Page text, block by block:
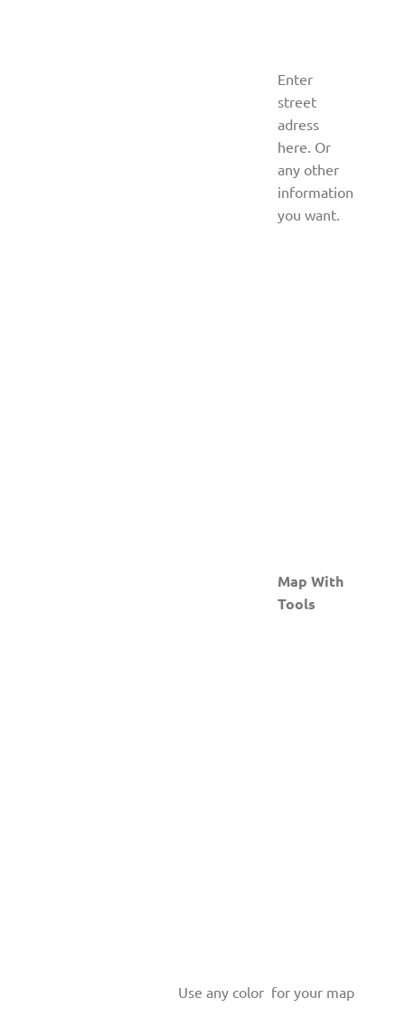
Enter
street
adress
here. Or
any other
information
you want.
Map With
Tools
Use any color for your map